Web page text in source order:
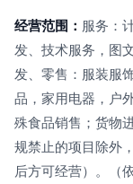
经营范围： 服务：
发、技术服务，图
发、零售：服装服
品，家用电器，户
殊食品销售；货物
规禁止的项目除外
后方可经营）。（